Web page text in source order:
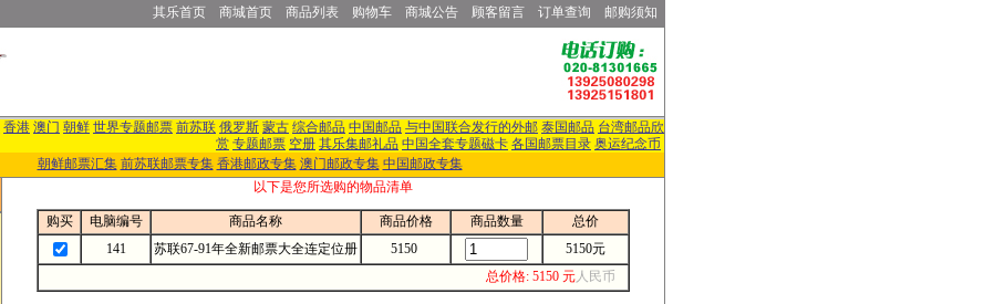
其乐首页 商城首页 商品列表 购物车 商城公告 顾客留言 订单查询 邮购须知
香港 澳门 朝鲜 世界专题邮票 前苏联 俄罗斯 蒙古 综合邮品 中国邮品 与中国联合发行的外邮 泰国邮品 台湾邮品欣
赏 专题邮票 空册 其乐集邮礼品 中国全套专题磁卡 各国邮票目录 奥运纪念币
朝鲜邮票汇集 前苏联邮票专集 香港邮政专集 澳门邮政专集 中国邮政专集
以下是您所选购的物品清单
购买 电脑编号 商品名称 商品价格 商品数量
总价
141
苏联67-91年全新邮票大全连定位册 5150
5150元
总价格: 5150 元人民币